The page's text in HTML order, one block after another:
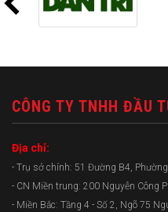
CÔNG TY TNHH ĐẦU
Địa chỉ:
- Trụ sở chính: 51 Đường B4, Phường
- CN Miền trung: 200 Nguyễn Công
- Miền Bắc: Tầng 4 - Số 2, Ngõ 75